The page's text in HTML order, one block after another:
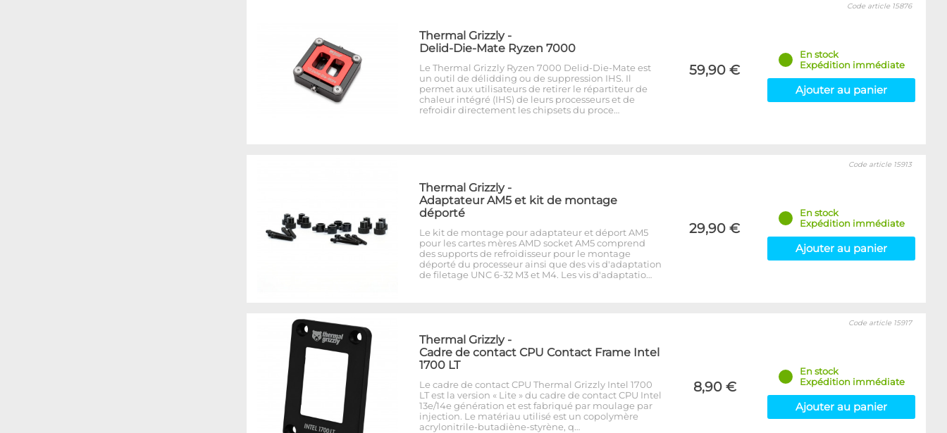
Thermal Grizzly-
Delid-Die-Mate Ryzen 7000
Le Thermal Grizzly Ryzen 7000 Delid-Die-Mate est
un outil de délidding ou de suppression IHS. Il
permet aux utilisateurs de retirer le répartiteur de
chaleur intégré (IHS) de leurs processeurs et de
refroidir directement les chipsets du proce…
59,90 €
Code article 15876
En stock
Expédition immédiate
Ajouter au panier
Thermal Grizzly-
Adaptateur AM5 et kit de montage
déporté
Le kit de montage pour adaptateur et déport AM5
pour les cartes mères AMD socket AM5 comprend
des supports de refroidisseur pour le montage
déporté du processeur ainsi que des vis d'adaptation
de filetage UNC 6-32 M3 et M4. Les vis d'adaptatio…
29,90 €
Code article 15913
En stock
Expédition immédiate
Ajouter au panier
Thermal Grizzly-
Cadre de contact CPU Contact Frame Intel
1700 LT
Le cadre de contact CPU Thermal Grizzly Intel 1700
LT est la version « Lite » du cadre de contact CPU Intel
13e/14e génération et est fabriqué par moulage par
injection. Le matériau utilisé est un copolymère
acrylonitrile-butadiène-styrène, q…
8,90 €
Code article 15917
En stock
Expédition immédiate
Ajouter au panier